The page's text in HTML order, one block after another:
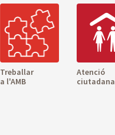
Treballar
a l'AMB
Atenció
ciutadana